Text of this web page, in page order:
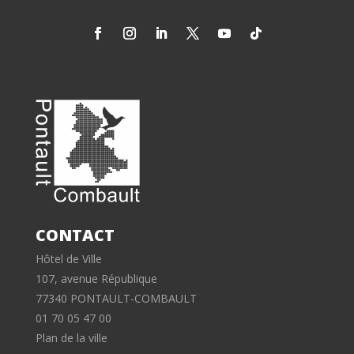
CONTACT
Hôtel de Ville
107, avenue République
77340 PONTAULT-COMBAULT
01 70 05 47 00
Plan de la ville